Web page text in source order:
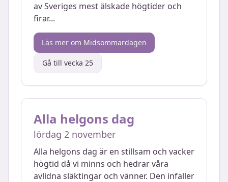
av Sveriges mest älskade högtider och
firar...
Läs mer om Midsommardagen
Gå till vecka 25
Alla helgons dag
lördag 2 november
Alla helgons dag är en stillsam och vacker
högtid då vi minns och hedrar våra
avlidna släktingar och vänner. Den infaller